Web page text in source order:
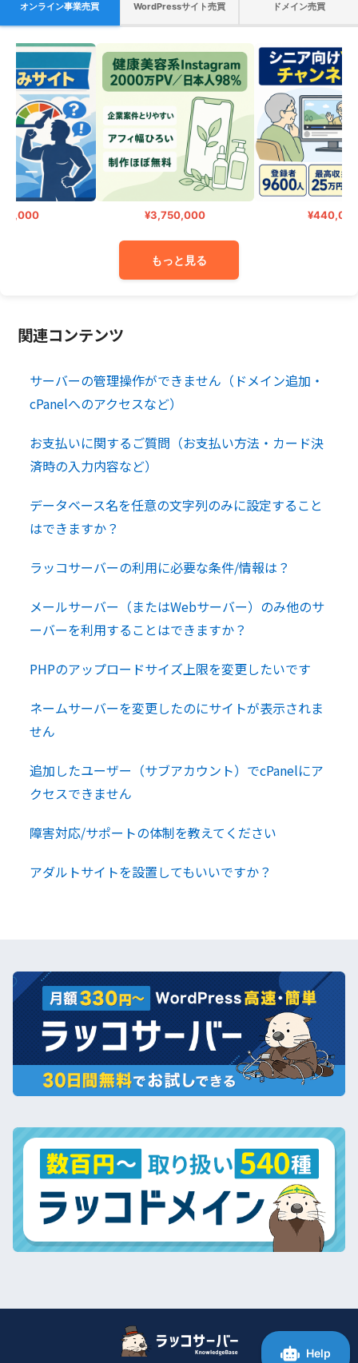
オンライン事業売買 WordPressサイト売買 ドメイン売買
¥3,750,000 ¥440,000
もっと見る
関連コンテンツ
サーバーの管理操作ができません（ドメイン追加・
cPanelへのアクセスなど）
お支払いに関するご質問（お支払い方法・カード決
済時の入力内容など）
データベース名を任意の文字列のみに設定すること
はできますか？
ラッコサーバーの利用に必要な条件/情報は？
メールサーバー（またはWebサーバー）のみ他のサ
ーバーを利用することはできますか？
PHPのアップロードサイズ上限を変更したいです
ネームサーバーを変更したのにサイトが表示されま
せん
追加したユーザー（サブアカウント）でcPanelにア
クセスできません
障害対応/サポートの体制を教えてください
アダルトサイトを設置してもいいですか？